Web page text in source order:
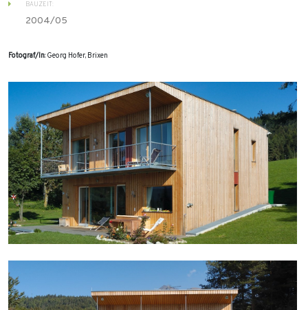
BAUZEIT:
2004/05
Fotograf/In: Georg Hofer, Brixen